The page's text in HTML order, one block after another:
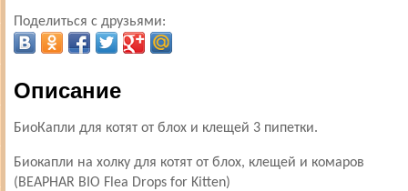
Поделиться с друзьями:
Описание
БиоКапли для котят от блох и клещей 3 пипетки.
Биокапли на холку для котят от блох, клещей и комаров
(BEAPHAR BIO Flea Drops for Kitten)